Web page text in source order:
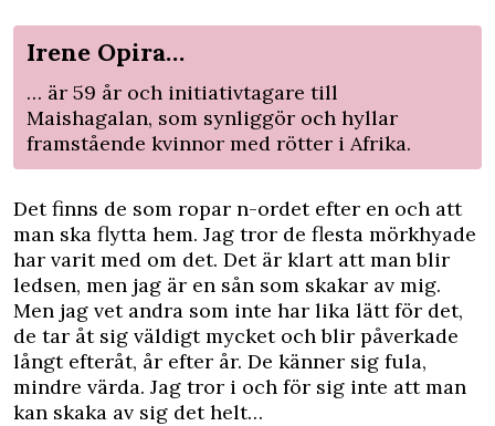
Irene Opira…
… är 59 år och initiativtagare till
Maishagalan, som synliggör och hyllar
framstående kvinnor med rötter i Afrika.
Det finns de som ropar n-ordet efter en och att
man ska flytta hem. Jag tror de flesta mörkhyade
har varit med om det. Det är klart att man blir
ledsen, men jag är en sån som skakar av mig.
Men jag vet andra som inte har lika lätt för det,
de tar åt sig väldigt mycket och blir påverkade
långt efteråt, år efter år. De känner sig fula,
mindre värda. Jag tror i och för sig inte att man
kan skaka av sig det helt…